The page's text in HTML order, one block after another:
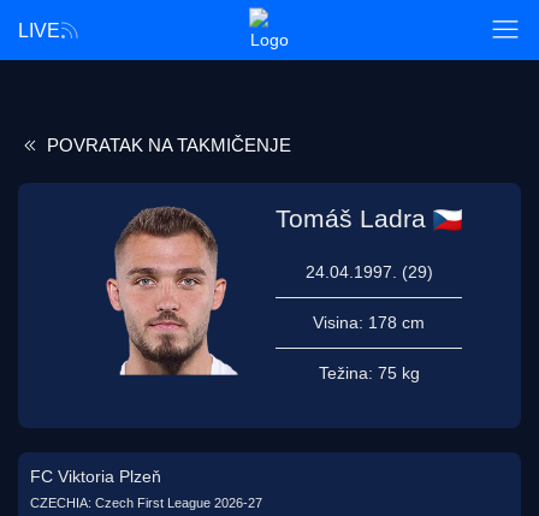
LIVE
POVRATAK NA TAKMIČENJE
Tomáš Ladra
24.04.1997. (29)
Visina: 178 cm
Težina: 75 kg
FC Viktoria Plzeň
CZECHIA: Czech First League 2026-27